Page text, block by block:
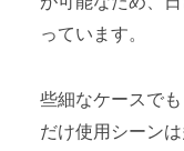
っています。
些細なケースで
だけ使用シーン